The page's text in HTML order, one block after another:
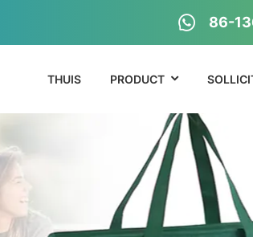
86-
THUIS PRODUCT